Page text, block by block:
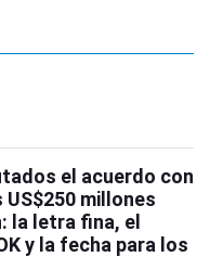
el acuerdo con
millones
la letra fina, el
y la fecha para los